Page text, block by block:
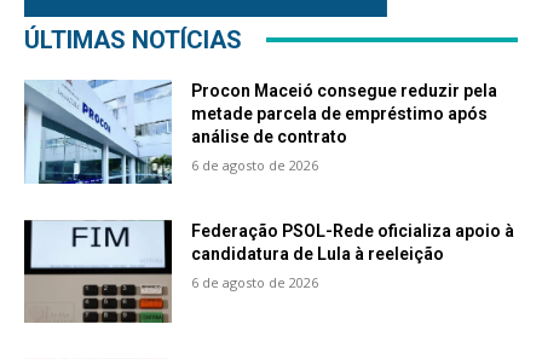
ÚLTIMAS NOTÍCIAS
Procon Maceió consegue reduzir pela
metade parcela de empréstimo após
análise de contrato
6 de agosto de 2026
Federação PSOL-Rede oficializa apoio à
candidatura de Lula à reeleição
6 de agosto de 2026